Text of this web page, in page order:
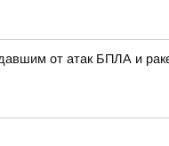
от атак БПЛА и